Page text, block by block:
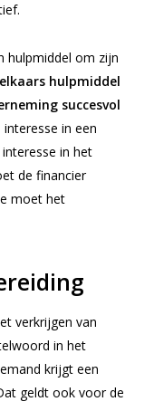
hulpmiddel om zijn
hulpmiddel
succesvol
in een
in het
de financier
moet het
verkrijgen van
in het
krijgt een
geldt ook voor de